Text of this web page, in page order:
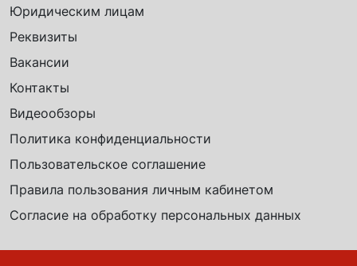
Юридическим лицам
Реквизиты
Вакансии
Контакты
Видеообзоры
Политика конфиденциальности
Пользовательское соглашение
Правила пользования личным кабинетом
Согласие на обработку персональных данных